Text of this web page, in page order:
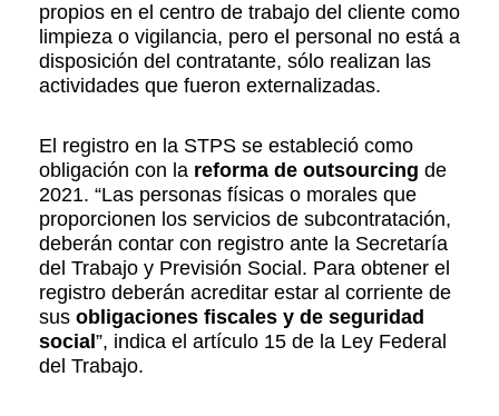
propios en el centro de trabajo del cliente como
limpieza o vigilancia, pero el personal no está a
disposición del contratante, sólo realizan las
actividades que fueron externalizadas.
El registro en la STPS se estableció como
obligación con la reforma de outsourcing de
2021. “Las personas físicas o morales que
proporcionen los servicios de subcontratación,
deberán contar con registro ante la Secretaría
del Trabajo y Previsión Social. Para obtener el
registro deberán acreditar estar al corriente de
sus obligaciones fiscales y de seguridad
social”, indica el artículo 15 de la Ley Federal
del Trabajo.